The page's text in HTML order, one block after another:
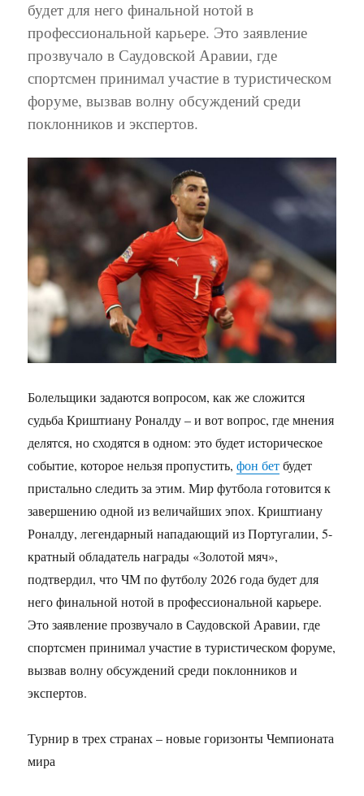
будет для него финальной нотой в
профессиональной карьере. Это заявление
прозвучало в Саудовской Аравии, где
спортсмен принимал участие в туристическом
форуме, вызвав волну обсуждений среди
поклонников и экспертов.
Болельщики задаются вопросом, как же сложится
судьба Криштиану Роналду – и вот вопрос, где мнения
делятся, но сходятся в одном: это будет историческое
событие, которое нельзя пропустить,фон бетбудет
пристально следить за этим. Мир футбола готовится к
завершению одной из величайших эпох. Криштиану
Роналду, легендарный нападающий из Португалии, 5-
кратный обладатель награды «Золотой мяч»,
подтвердил, что ЧМ по футболу 2026 года будет для
него финальной нотой в профессиональной карьере.
Это заявление прозвучало в Саудовской Аравии, где
спортсмен принимал участие в туристическом форуме,
вызвав волну обсуждений среди поклонников и
экспертов.
Турнир в трех странах – новые горизонты Чемпионата
мира